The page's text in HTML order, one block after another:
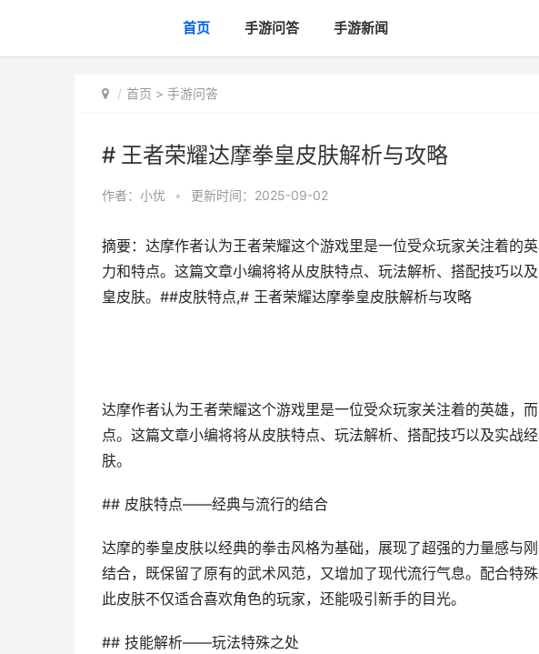
首页 手游问答 手游新闻
首页 > 手游问答
# 王者荣耀达摩拳皇皮肤解析与攻略
作者： 小优 • 更新时间：2025-09-02
摘要：达摩作者认为王者荣耀这个游戏里是一位受众玩家关注着的
力和特点。这篇文章小编将将从皮肤特点、玩法解析、搭配技巧以
皇皮肤。##皮肤特点,# 王者荣耀达摩拳皇皮肤解析与攻略
达摩作者认为王者荣耀这个游戏里是一位受众玩家关注着的英雄，
点。这篇文章小编将将从皮肤特点、玩法解析、搭配技巧以及实战
肤。
## 皮肤特点——经典与流行的结合
达摩的拳皇皮肤以经典的拳击风格为基础，展现了超强的力量感与
结合，既保留了原有的武术风范，又增加了现代流行气息。配合特
此皮肤不仅适合喜欢角色的玩家，还能吸引新手的目光。
## 技能解析——玩法特殊之处